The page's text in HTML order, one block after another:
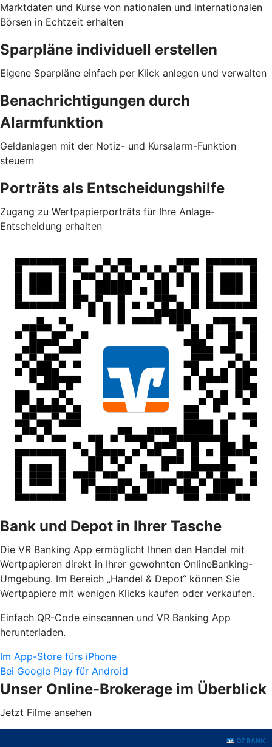
Marktdaten und Kurse von nationalen und internationalen
Börsen in Echtzeit erhalten
Sparpläne individuell erstellen
Eigene Sparpläne einfach per Klick anlegen und verwalten
Benachrichtigungen durch
Alarmfunktion
Geldanlagen mit der Notiz- und Kursalarm-Funktion
steuern
Porträts als Entscheidungshilfe
Zugang zu Wertpapierporträts für Ihre Anlage-
Entscheidung erhalten
Bank und Depot in Ihrer Tasche
Die VR Banking App ermöglicht Ihnen den Handel mit
Wertpapieren direkt in Ihrer gewohnten OnlineBanking-
Umgebung. Im Bereich „Handel & Depot“ können Sie
Wertpapiere mit wenigen Klicks kaufen oder verkaufen.
Einfach QR-Code einscannen und VR Banking App
herunterladen.
Im App-Store fürs iPhone
Bei Google Play für Android
Unser Online-Brokerage im Überblick
Jetzt Filme ansehen